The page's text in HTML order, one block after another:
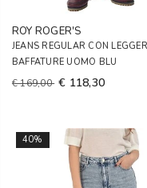
ROY ROGER'S
JEANS REGULAR CON
BAFFATURE UOMO BLU
€ 169,00 € 118,30
40%